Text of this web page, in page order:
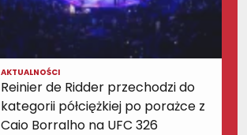
AKTUALNOŚCI
Reinier de Ridder przechodzi do
kategorii półciężkiej po porażce z
Caio Borralho na UFC 326